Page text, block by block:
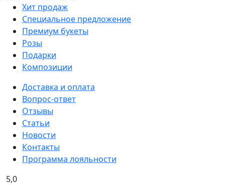
Хит продаж
Специальное предложение
Премиум букеты
Розы
Подарки
Композиции
Доставка и оплата
Вопрос-ответ
Отзывы
Статьи
Новости
Контакты
Программа лояльности
5,0